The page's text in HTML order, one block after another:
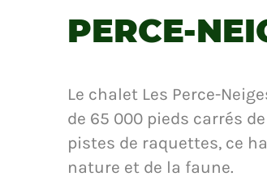
PERCE-
Le chalet Les Perce-
de 65 000 pieds carrés
pistes de raquettes, ce
nature et de la faune.